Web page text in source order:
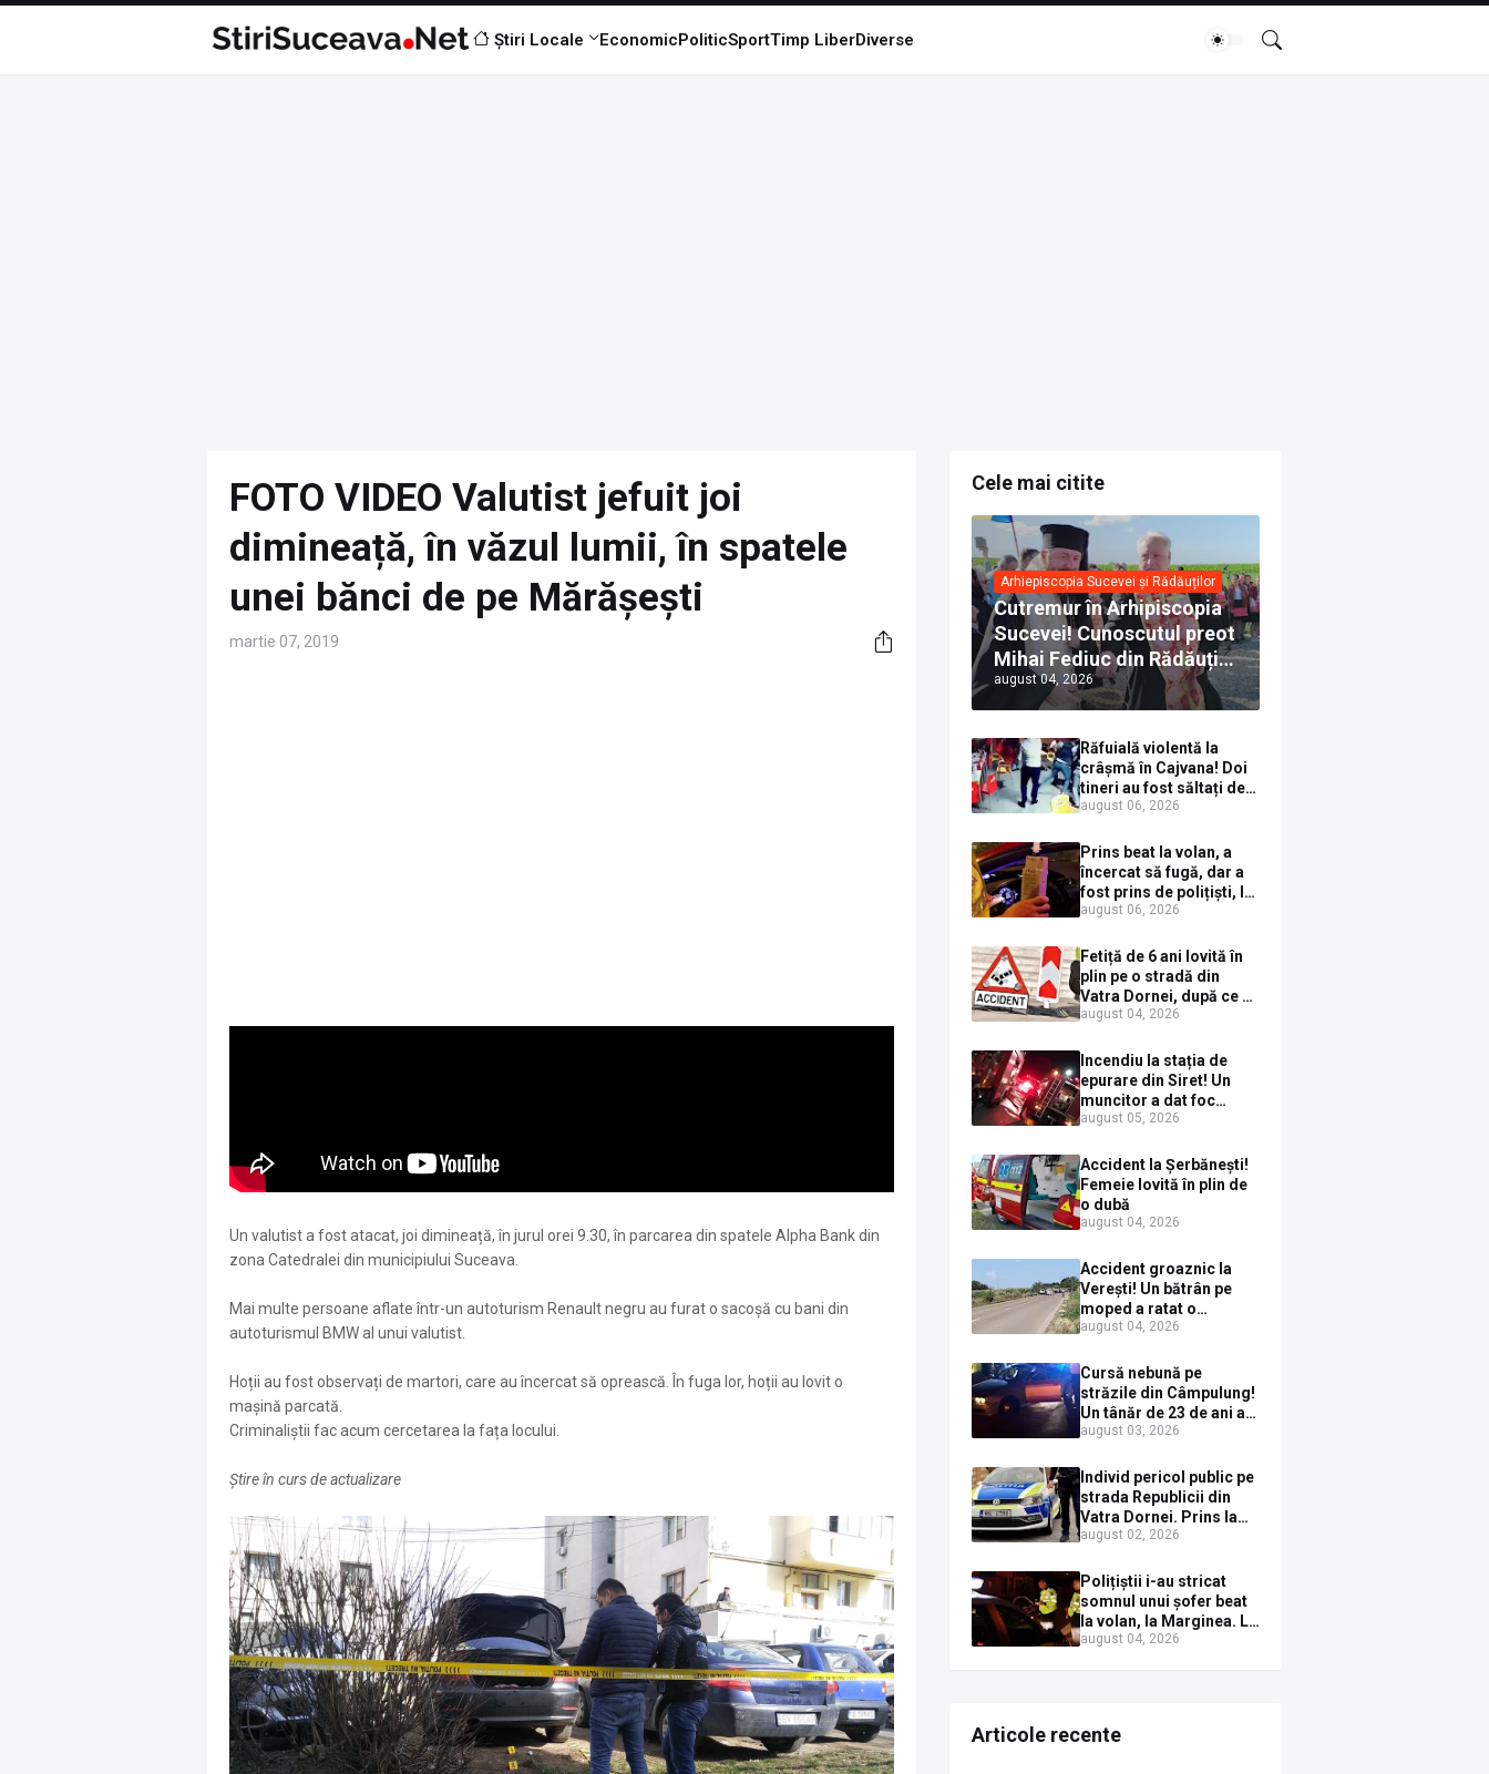
Știri Locale EconomicPoliticSportTimp LiberDiverse
FOTO VIDEO Valutist jefuit joi
dimineață, în văzul lumii, în spatele
unei bănci de pe Mărășești
martie 07, 2019
Un valutist a fost atacat, joi dimineață, în jurul orei 9.30, în parcarea din spatele Alpha Bank din
zona Catedralei din municipiului Suceava.
Mai multe persoane aflate într-un autoturism Renault negru au furat o sacoșă cu bani din
autoturismul BMW al unui valutist.
Hoții au fost observați de martori, care au încercat să oprească. În fuga lor, hoții au lovit o
mașină parcată.
Criminaliștii fac acum cercetarea la fața locului.
Știre în curs de actualizare
Cele mai citite
Arhiepiscopia Sucevei și Rădăuților
Cutremur în Arhipiscopia
Sucevei! Cunoscutul preot
Mihai Fediuc din Rădăuți a
trecut la Biserica Creștină
Ortodoxă Valahă. ÎPS
Calinic anunță că îi
pregătește judecata
canonică
august 04, 2026
Răfuială violentă la
crâșmă în Cajvana! Doi
tineri au fost săltați de
polițiști după un scandal
distruse
august 06, 2026
Prins beat la volan, a
încercat să fugă, dar a
fost prins de polițiști, la
Dorna Candrenilor.
1,59 mg/l alcool pur în
aerul expirat
august 06, 2026
Fetiță de 6 ani lovită în
plin pe o stradă din
Vatra Dornei, după ce a
ieșit în fața mașinii prin
august 04, 2026
Incendiu la stația de
epurare din Siret! Un
muncitor a dat foc
pompelor de apă în timp
combustibil
august 05, 2026
Accident la Șerbănești!
Femeie lovită în plin de
o dubă
august 04, 2026
Accident groaznic la
Verești! Un bătrân pe
moped a ratat o
depășire și a ajuns sub
august 04, 2026
Cursă nebună pe
străzile din Câmpulung!
Un tânăr de 23 de ani a
fugit de poliție cu un
un gard de pe strada
Sirenei
august 03, 2026
Individ pericol public pe
strada Republicii din
Vatra Dornei. Prins la
volan cu mașina
plină zi
august 02, 2026
Polițiștii i-au stricat
somnul unui șofer beat
la volan, la Marginea. L-
au trezit instant cu un
august 04, 2026
Articole recente